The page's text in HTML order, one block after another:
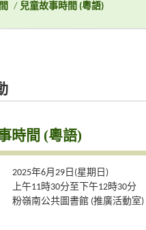
/ 兒童故事時間 (粵語)
時間 (粵語)
2025年6月29日(星期日)
上午11時30分至下午12時30分
粉嶺南公共圖書館 (推廣活動室)